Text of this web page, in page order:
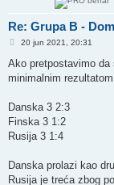
Re: Grupa B -
P
s
20 jun 2021, 20:31
Ako pretpostavimo
minimalnim rezultatom.
Danska 3 2:3
Finska 3 1:2
Rusija 3 1:4
Danska prolazi kao
Rusija je treća zbog